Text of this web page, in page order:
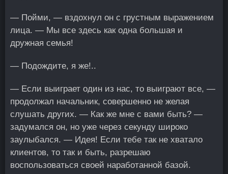
— Пойми, — вздохнул он с грустным выражением
лица. — Мы все здесь как одна большая и
дружная семья!
— Подождите, я же!..
— Если выиграет один из нас, то выиграют все, —
продолжал начальник, совершенно не желая
слушать других. — Как же мне с вами быть? —
задумался он, но уже через секунду широко
заулыбался. — Идея! Если тебе так не хватало
клиентов, то так и быть, разрешаю
воспользоваться своей наработанной базой.